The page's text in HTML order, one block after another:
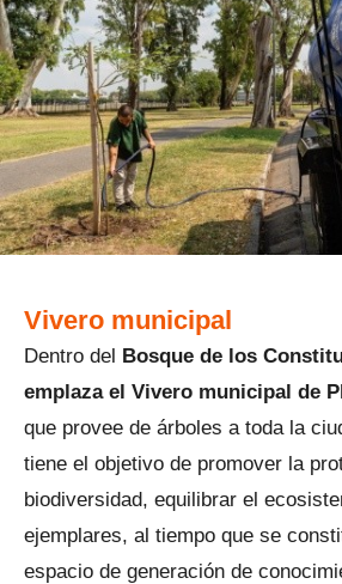
Vivero municipal
Dentro del Bosque de los
emplaza el Vivero municipal de
que provee de árboles a toda la
tiene el objetivo de promover la
biodiversidad, equilibrar el
ejemplares, al tiempo que se
espacio de generación de